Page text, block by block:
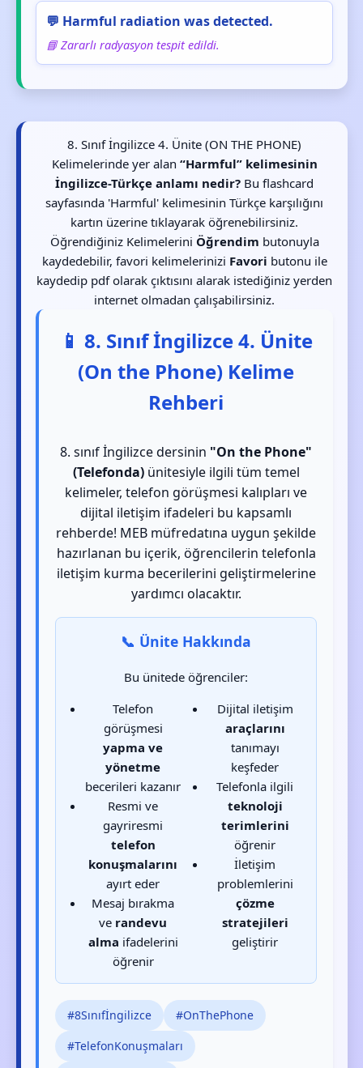
💬 Harmful radiation was detected.
📘 Zararlı radyasyon tespit edildi.
8. Sınıf İngilizce 4. Ünite (ON THE PHONE)
Kelimelerinde yer alan “Harmful” kelimesinin
İngilizce-Türkçe anlamı nedir? Bu flashcard
sayfasında 'Harmful' kelimesinin Türkçe karşılığını
kartın üzerine tıklayarak öğrenebilirsiniz.
Öğrendiğiniz Kelimelerini Öğrendim butonuyla
kaydedebilir, favori kelimelerinizi Favori butonu ile
kaydedip pdf olarak çıktısını alarak istediğiniz yerden
internet olmadan çalışabilirsiniz.
📱 8. Sınıf İngilizce 4. Ünite
(On the Phone) Kelime
Rehberi
8. sınıf İngilizce dersinin "On the Phone"
(Telefonda)ünitesiyle ilgili tüm temel
kelimeler, telefon görüşmesi kalıpları ve
dijital iletişim ifadeleri bu kapsamlı
rehberde! MEB müfredatına uygun şekilde
hazırlanan bu içerik, öğrencilerin telefonla
iletişim kurma becerilerini geliştirmelerine
yardımcı olacaktır.
📞 Ünite Hakkında
Bu ünitede öğrenciler:
Telefon
görüşmesi
yapma ve
yönetme
becerileri kazanır
Resmi ve
gayriresmi
telefon
konuşmalarını
ayırt eder
Mesaj bırakma
ve randevu
alma ifadelerini
öğrenir
Dijital iletişim
araçlarını
tanımayı
keşfeder
Telefonla ilgili
teknoloji
terimlerini
öğrenir
İletişim
problemlerini
çözme
stratejileri
geliştirir
#8Sınıfİngilizce
#OnThePhone
#TelefonKonuşmaları